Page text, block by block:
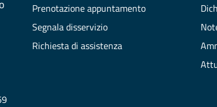
Prenotazione appuntamento
Segnala disservizio
Richiesta di assistenza